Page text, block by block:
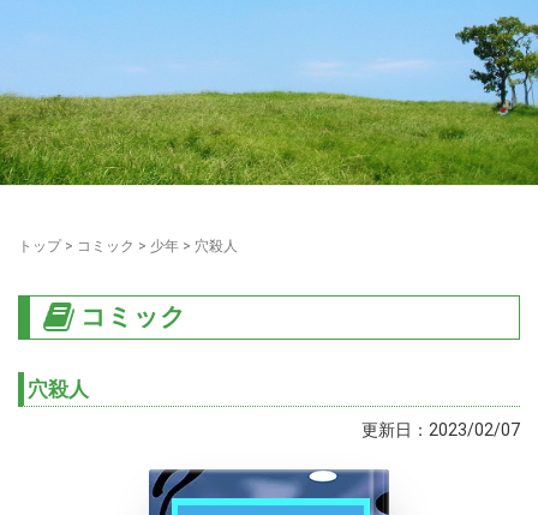
トップ> コミック > 少年 > 穴殺人
コミック
穴殺人
更新日：2023/02/07